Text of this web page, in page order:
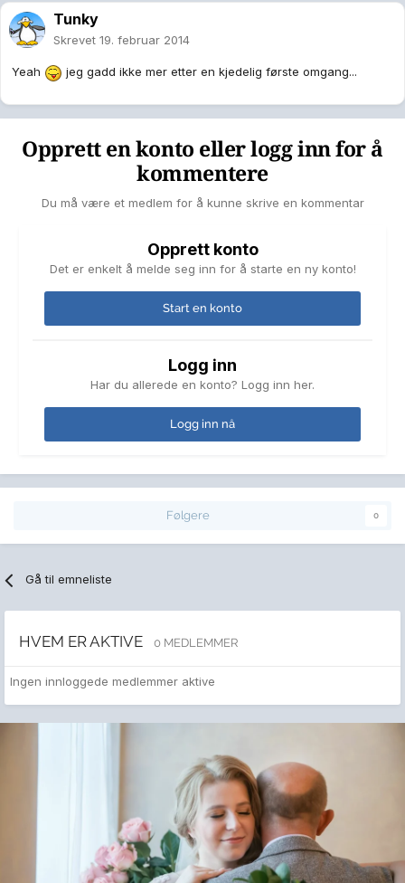
Tunky
Skrevet 19. februar 2014
Yeah jeg gadd ikke mer etter en kjedelig første omgang...
Opprett en konto eller logg inn for å
kommentere
Du må være et medlem for å kunne skrive en kommentar
Opprett konto
Det er enkelt å melde seg inn for å starte en ny konto!
Start en konto
Logg inn
Har du allerede en konto? Logg inn her.
Logg inn nå
Følgere 0
Gå til emneliste
HVEM ER AKTIVE 0 MEDLEMMER
Ingen innloggede medlemmer aktive